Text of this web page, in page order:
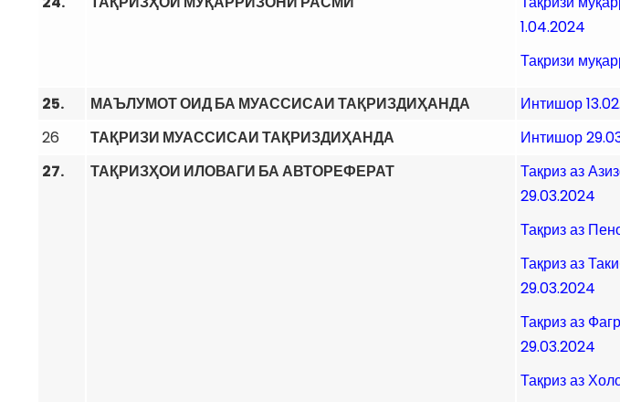
1.04.2024
Тақризи
25. МАЪЛУМОТ ОИД БА МУАССИСАИ ТАҚРИЗДИҲАНДА
Интишор
26
ТАҚРИЗИ МУАССИСАИ ТАҚРИЗДИҲАНДА
Интишор
27.
ТАҚРИЗҲОИ ИЛОВАГИ БА АВТОРЕФЕРАТ
Тақриз аз
29.03.2024
Тақриз аз
Тақриз аз
29.03.2024
Тақриз аз
29.03.2024
Тақриз аз